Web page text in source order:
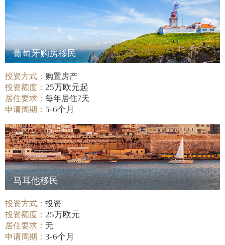
葡萄牙购房移民
投资方式： 购置房产
投资额度： 25万欧元起
居住要求：每年居住7天
申请周期： 5-6个月
马耳他移民
投资方式：投资
投资额度： 25万欧元
居住要求：无
申请周期：3-6个月